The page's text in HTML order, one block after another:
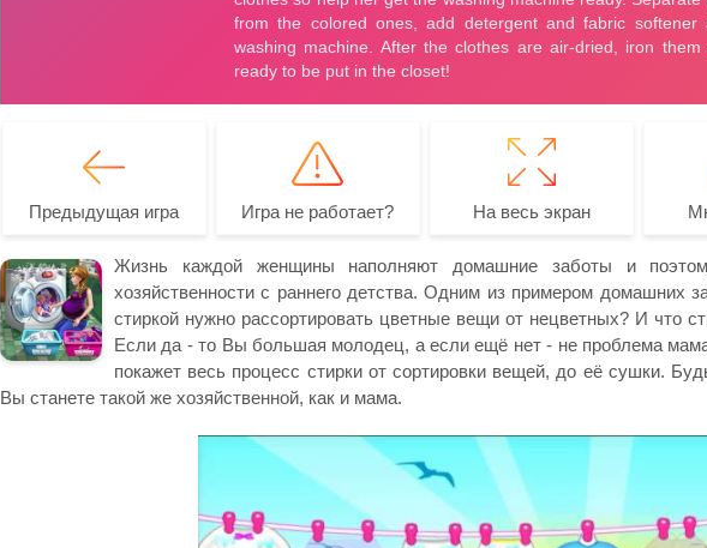
Предыдущая игра Игра не работает? На весь экран
Жизнь каждой женщины наполняют домашние заботы и
хозяйственности с раннего детства. Одним из примером домашних
стиркой нужно рассортировать цветные вещи от нецветных? И что
Если да - то Вы большая молодец, а если ещё нет - не проблема
покажет весь процесс стирки от сортировки вещей, до её сушки.
Вы станете такой же хозяйственной, как и мама.